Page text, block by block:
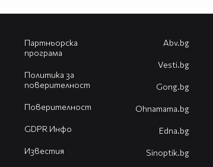
Партньорска
програма
Политика за
поверителност
Поверителност
GDPR Инфо
Известия
Abv.bg
Vesti.bg
Gong.bg
Оhnamama.bg
Edna.bg
Sinoptik.bg